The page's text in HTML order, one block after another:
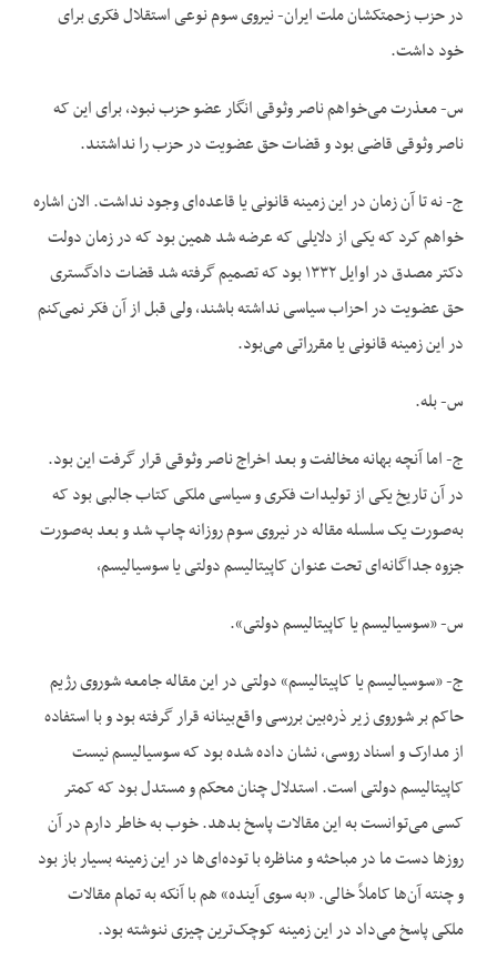
در حزب زحمتکشان ملت ایران- نیروی سوم نوعی استقلال فکری برای
خود داشت.
س- معذرت می‌خواهم ناصر وثوقی انگار عضو حزب نبود، برای این که
ناصر وثوقی قاضی بود و قضات حق عضویت در حزب را نداشتند.
ج- نه تا آن زمان در این زمینه قانونی یا قاعده‌ای وجود نداشت. الان اشاره
خواهم کرد که یکی از دلایلی که عرضه شد همین بود که در زمان دولت
دکتر مصدق در اوایل ۱۳۳۲ بود که تصمیم گرفته شد قضات دادگستری
حق عضویت در احزاب سیاسی نداشته باشند، ولی قبل از آن فکر نمی‌‌کنم
در این زمینه قانونی یا مقرراتی می‌بود.
س- بله.
ج- اما آنچه بهانه مخالفت و بعد اخراج ناصر وثوقی قرار گرفت این بود.
در آن تاریخ یکی از تولیدات فکری و سیاسی ملکی کتاب جالبی بود که
به‌صورت یک سلسله مقاله در نیروی سوم روزانه چاپ شد و بعد به‌صورت
جزوه جداگانه‌ای تحت عنوان کاپیتالیسم دولتی یا سوسیالیسم،
س- «سوسیالیسم یا کاپیتالیسم دولتی».
ج- «سوسیالیسم یا کاپیتالیسم» دولتی در این مقاله جامعه شوروی رژیم
حاکم بر شوروی زیر ذره‌بین بررسی واقع‌بینانه قرار گرفته بود و با استفاده
از مدارک و اسناد روسی، نشان داده شده بود که سوسیالیسم نیست
کاپیتالیسم دولتی است. استدلال چنان محکم و مستدل بود که کمتر
کسی می‌توانست به این مقالات پاسخ بدهد. خوب به خاطر دارم در آن
روزها دست ما در مباحثه و مناظره با توده‌ای‌ها در این زمینه بسیار باز بود
و چنته آن‌ها کاملاً خالی. «به سوی آینده» هم با آنکه به تمام مقالات
ملکی پاسخ می‌داد در این زمینه کوچک‌ترین چیزی ننوشته بود.